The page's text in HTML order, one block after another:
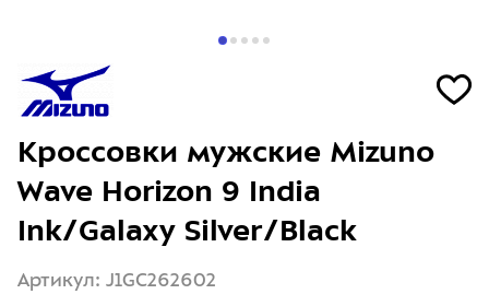
Кроссовки мужские Mizuno
Wave Horizon 9 India
Ink/Galaxy Silver/Black
Артикул: J1GC262602